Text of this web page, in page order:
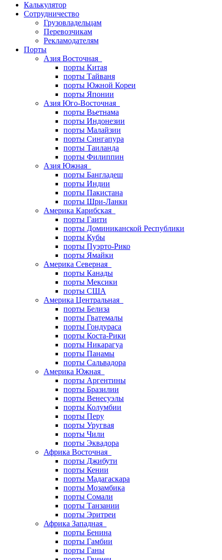
Калькулятор
Сотрудничество
Грузовладельцам
Перевозчикам
Рекламодателям
Порты
Азия Восточная
порты Китая
порты Тайваня
порты Южной Кореи
порты Японии
Азия Юго-Восточная
порты Вьетнама
порты Индонезии
порты Малайзии
порты Сингапура
порты Таиланда
порты Филиппин
Азия Южная
порты Бангладеш
порты Индии
порты Пакистана
порты Шри-Ланки
Америка Карибская
порты Гаити
порты Доминиканской Республики
порты Кубы
порты Пуэрто-Рико
порты Ямайки
Америка Северная
порты Канады
порты Мексики
порты США
Америка Центральная
порты Белиза
порты Гватемалы
порты Гондураса
порты Коста-Рики
порты Никарагуа
порты Панамы
порты Сальвадора
Америка Южная
порты Аргентины
порты Бразилии
порты Венесуэлы
порты Колумбии
порты Перу
порты Уругвая
порты Чили
порты Эквадора
Африка Восточная
порты Джибути
порты Кении
порты Мадагаскара
порты Мозамбика
порты Сомали
порты Танзании
порты Эритреи
Африка Западная
порты Бенина
порты Гамбии
порты Ганы